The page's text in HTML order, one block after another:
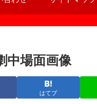
中場面画像
はてブ